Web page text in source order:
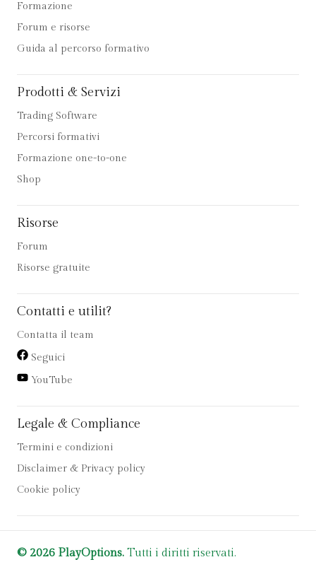
Formazione
Forum e risorse
Guida al percorso formativo
Prodotti & Servizi
Trading Software
Percorsi formativi
Formazione one-to-one
Shop
Risorse
Forum
Risorse gratuite
Contatti e utilit?
Contatta il team
Seguici
YouTube
Legale & Compliance
Termini e condizioni
Disclaimer & Privacy policy
Cookie policy
© 2026 PlayOptions. Tutti i diritti riservati.